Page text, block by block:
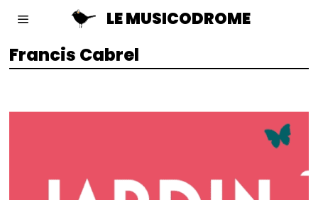
LE MUSICODROME
Francis Cabrel